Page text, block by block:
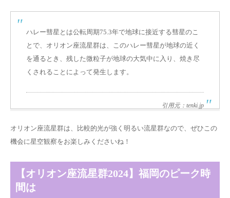
ハレー彗星とは公転周期75.3年で地球に接近する彗星のこ
とで、オリオン座流星群は、このハレー彗星が地球の近く
を通るとき、残した微粒子が地球の大気中に入り、焼き尽
くされることによって発生します。
引用元：tenki.jp
オリオン座流星群は、比較的光が強く明るい流星群なので、ぜひこの
機会に星空観察をお楽しみくださいね！
【オリオン座流星群2024】福岡のピーク時
間は